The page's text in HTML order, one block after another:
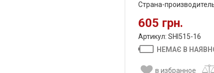
Страна-
605 грн.
Артикул: SHI515-16
НЕМАЄ В
в избранное